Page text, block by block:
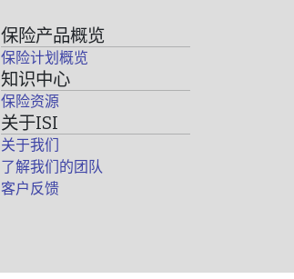
保险产品概览
保险计划概览
知识中心
保险资源
关于ISI
关于我们
了解我们的团队
客户反馈